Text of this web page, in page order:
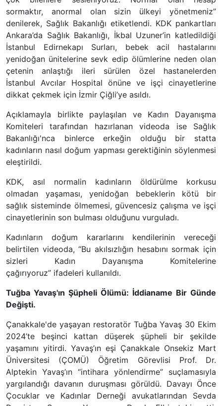
sormaktır, anormal olan sizin ülkeyi yönetmeniz”
denilerek, Sağlık Bakanlığı etiketlendi. KDK pankartları
Ankara’da Sağlık Bakanlığı, İkbal Uzuner’in katledildiği
İstanbul Edirnekapı Surları, bebek acil hastalarını
yenidoğan ünitelerine sevk edip ölümlerine neden olan
çetenin anlaştığı ileri sürülen özel hastanelerden
İstanbul Avcılar Hospital önüne ve işçi cinayetlerine
dikkat çekmek için İzmir Çiğli’ye asıldı.
Açıklamayla birlikte paylaşılan ve Kadın Dayanışma
Komiteleri tarafından hazırlanan videoda ise Sağlık
Bakanlığı'nca binlerce erkeğin olduğu bir statta
kadınların nasıl doğum yapması gerektiğinin söylenmesi
eleştirildi.
KDK, asıl normalin kadınların öldürülme korkusu
olmadan yaşaması, yenidoğan bebeklerin kötü bir
sağlık sisteminde ölmemesi, güvencesiz çalışma ve işçi
cinayetlerinin son bulması olduğunu vurguladı.
Kadınların doğum kararlarını kendilerinin vereceği
belirtilen videoda, “Bu akılsızlığın hesabını sormak için
sizleri Kadın Dayanışma Komitelerine
çağırıyoruz” ifadeleri kullanıldı.
Tuğba Yavaş'ın Şüpheli Ölümü: İddianame Bir Günde
Değişti.
Çanakkale'de yaşayan restoratör Tuğba Yavaş 30 Ekim
2024’te beşinci kattan düşerek şüpheli bir şekilde
yaşamını yitirdi. Yavaş’ın eşi Çanakkale Onsekiz Mart
Üniversitesi (ÇOMÜ) Öğretim Görevlisi Prof. Dr.
Alptekin Yavaş’ın “intihara yönlendirme” suçlamasıyla
yargılandığı davanın duruşması görüldü. Davayı Önce
Çocuklar ve Kadınlar Derneği avukatlarından Sevda